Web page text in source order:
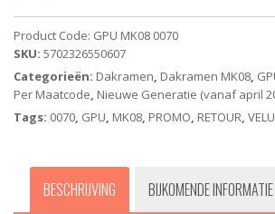
uitzetbaar
dakvenster
-
Handbediend
(78X140cm)
Product Code: GPU MK08 0070
SKU: 5702326550607
Categorieën: Dakramen, Dakramen MK08,
Per Maatcode, Nieuwe Generatie (vanaf april
Tags: 0070, GPU, MK08, PROMO, RETOUR,
BESCHRIJVING BIJKOMENDE INFORMATIE